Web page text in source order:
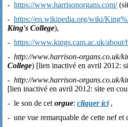
- https://www.harrisonorgans.com/
- https://en.wikipedia.org/wiki/
King's College),
- https://www.kings.cam.ac.uk/about/
- http://www.harrison-organs.co.uk/
College) [lien inactivé en avril 2012:
- http://www.harrison-organs.co.uk/
[lien inactivé en avril 2012: site en
- le son de cet orgue: cliquer ici,
- une vue remarquable de cette nef et